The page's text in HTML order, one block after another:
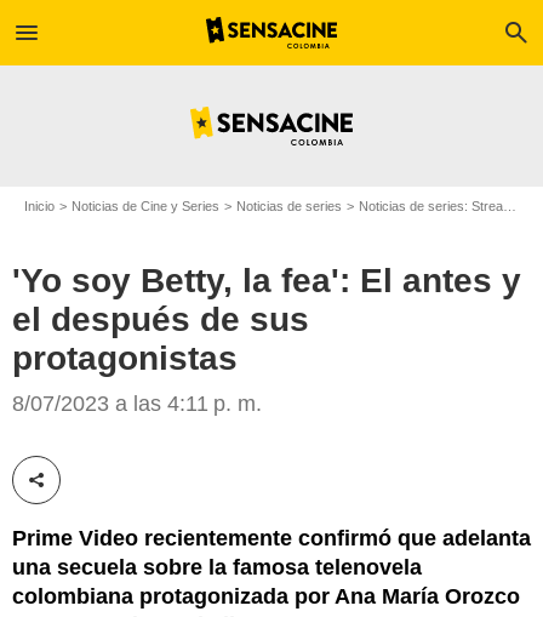
menu search
Inicio Noticias de Cine y Series Noticias de series Noticias de series: Streaming
'Yo soy Betty, la fea': El antes y
el después de sus
protagonistas
8/07/2023 a las 4:11 p. m.
Compartir esta noticia
Prime Video recientemente confirmó que adelanta
una secuela sobre la famosa telenovela
colombiana protagonizada por Ana María Orozco